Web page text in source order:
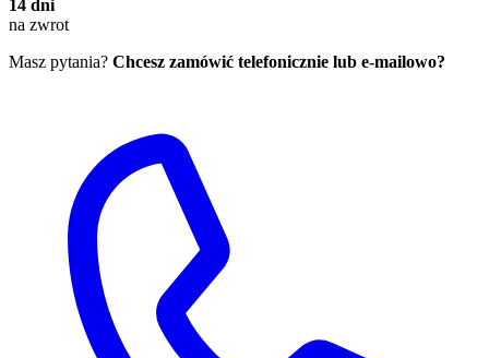
14 dni
na zwrot
Masz pytania? Chcesz zamówić telefonicznie lub e-mailowo?